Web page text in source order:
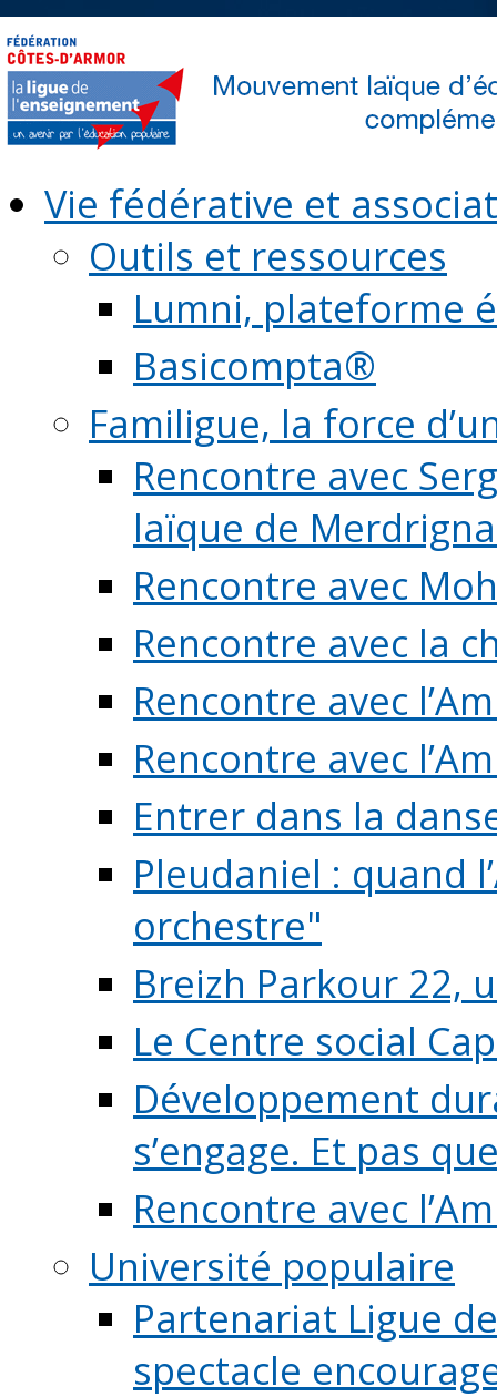
Vie fédérative et
Outils et ressources
Lumni, plateforme
Basicompta®
Familigue, la force
Rencontre avec
laïque de
Rencontre avec
Rencontre avec la
Rencontre avec
Rencontre avec
Entrer dans la
Pleudaniel : quand
orchestre"
Breizh Parkour 22,
Le Centre social
Développement
s’engage. Et pas
Rencontre avec
Université populaire
Partenariat Ligue
spectacle